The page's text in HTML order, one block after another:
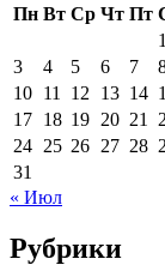
Пн Вт Ср Чт Пт
1
3
4 5 6 7
10 11 12 13 14
17 18 19 20 21
24 25 26 27 28
31
« Июл
Рубрики